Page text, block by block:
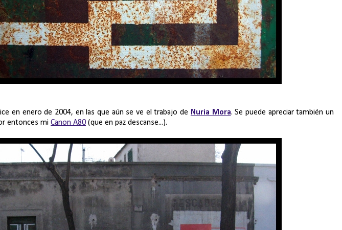
en enero de 2004, en las que aún se ve el trabajo de Nuria Mora. Se puede apreciar también un
entonces miCanon A80 (que en paz descanse...).